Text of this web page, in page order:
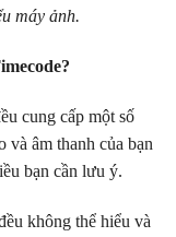
máy ảnh.
cung cấp một số
và âm thanh của bạn
bạn cần lưu ý.
không thể hiểu và